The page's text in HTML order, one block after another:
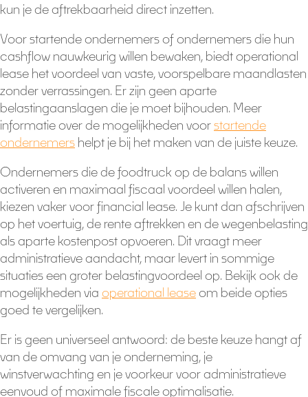
kun je de aftrekbaarheid direct inzetten.
Voor startende ondernemers of ondernemers die hun
cashflow nauwkeurig willen bewaken, biedt operational
lease het voordeel van vaste, voorspelbare maandlasten
zonder verrassingen. Er zijn geen aparte
belastingaanslagen die je moet bijhouden. Meer
informatie over de mogelijkheden voorstartende
ondernemers helpt je bij het maken van de juiste keuze.
Ondernemers die de foodtruck op de balans willen
activeren en maximaal fiscaal voordeel willen halen,
kiezen vaker voor financial lease. Je kunt dan afschrijven
op het voertuig, de rente aftrekken en de wegenbelasting
als aparte kostenpost opvoeren. Dit vraagt meer
administratieve aandacht, maar levert in sommige
situaties een groter belastingvoordeel op. Bekijk ook de
mogelijkheden via operational leaseom beide opties
goed te vergelijken.
Er is geen universeel antwoord: de beste keuze hangt af
van de omvang van je onderneming, je
winstverwachting en je voorkeur voor administratieve
eenvoud of maximale fiscale optimalisatie.